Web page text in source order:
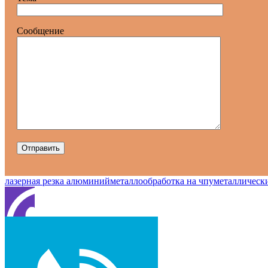
Сообщение
лазерная резка алюминийметаллообработка на чпу